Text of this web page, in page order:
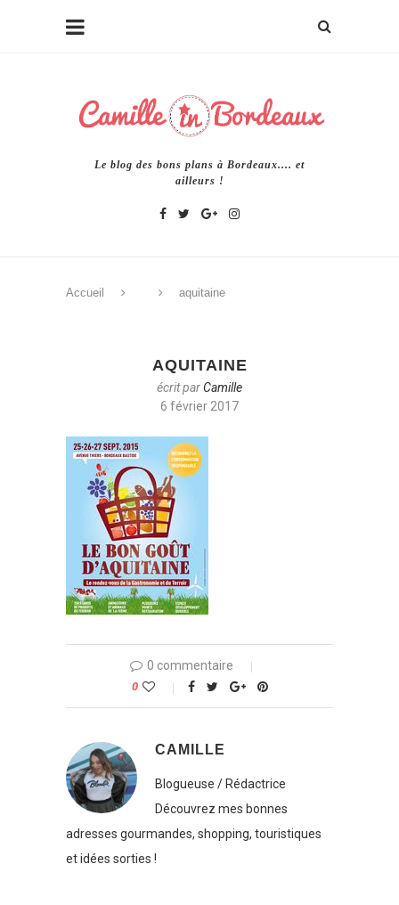
Le blog des bons plans à Bordeaux.... et
ailleurs !
Accueil aquitaine
AQUITAINE
écrit parCamille
6 février 2017
0 commentaire
0
CAMILLE
Blogueuse / Rédactrice
Découvrez mes bonnes
adresses gourmandes, shopping, touristiques
et idées sorties !